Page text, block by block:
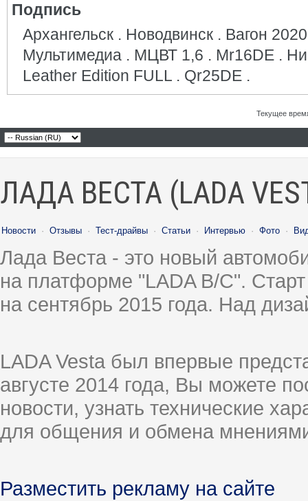
Подпись
Архангельск . Новодвинск . Вагон
Мультимедиа . МЦВТ 1,6 . Mr16DE .
Leather Edition FULL . Qr25DE .
Текущее
ЛАДА ВЕСТА (LADA
Новости · Отзывы · Тест-драйвы · Статьи · Интервью · Фото ·
Лада Веста - это новый
на платформе "LADA B/C".
на сентябрь 2015 года. Над
LADA Vesta был впервые
августе 2014 года, Вы можете
новости, узнать технические
для общения и обмена
Разместить рекламу на сайте